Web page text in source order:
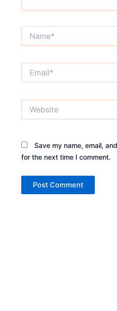
Save my name, email,
for the next time I comment.